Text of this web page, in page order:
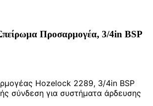
Προσαρμογέα, 3/4in BSP
Hozelock 2289, 3/4in BSP
σύνδεση για συστήματα άρδευσης